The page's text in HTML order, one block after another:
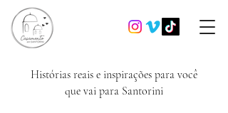
Histórias reais e inspirações para você
que vai para Santorini